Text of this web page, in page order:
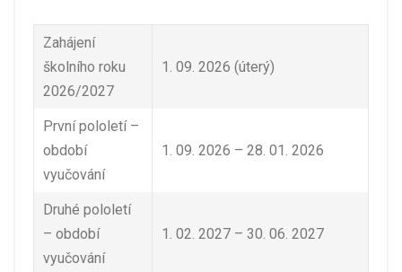
Zahájení
školního roku
2026/2027
1. 09. 2026 (úterý)
První pololetí –
období
vyučování
1. 09. 2026 – 28. 01. 2026
Druhé pololetí
– období
vyučování
1. 02. 2027 – 30. 06. 2027